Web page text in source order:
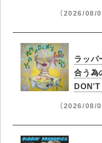
（2026/08/
ラッパ
合う為
（2026/08/